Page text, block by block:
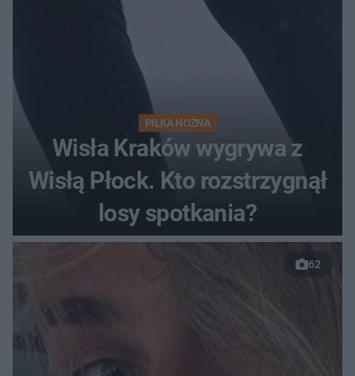
PIŁKA NOŻNA
Wisła Kraków wygrywa z
Wisłą Płock. Kto rozstrzygnął
losy spotkania?
62